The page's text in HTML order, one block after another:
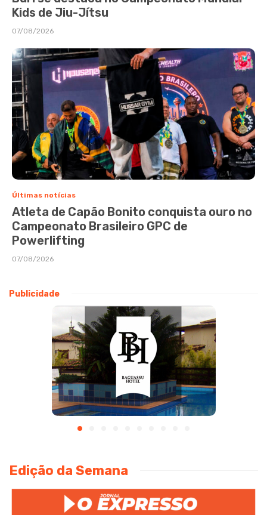
Kids de Jiu-Jítsu
07/08/2026
Últimas notícias
Atleta de Capão Bonito conquista ouro no
Campeonato Brasileiro GPC de
Powerlifting
07/08/2026
Publicidade
Edição da Semana